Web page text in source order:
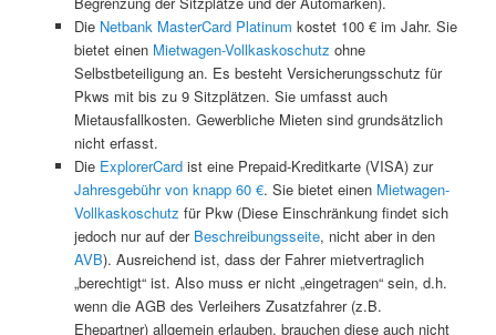
Die Netbank MasterCard Platinum kostet 100 € im Jahr. Sie
bietet einen Mietwagen-Vollkaskoschutz ohne
Selbstbeteiligung an. Es besteht Versicherungsschutz für
Pkws mit bis zu 9 Sitzplätzen. Sie umfasst auch
Mietausfallkosten. Gewerbliche Mieten sind grundsätzlich
nicht erfasst.
Die ExplorerCardist eine Prepaid-Kreditkarte (VISA) zur
Jahresgebühr von knapp 60 €. Sie bietet einen Mietwagen-
Vollkaskoschutz für Pkw (Diese Einschränkung findet sich
jedoch nur auf der Beschreibungsseite, nicht aber in den
AVB). Ausreichend ist, dass der Fahrer mietvertraglich
„berechtigt“ ist. Also muss er nicht „eingetragen“ sein, d.h.
wenn die AGB des Verleihers Zusatzfahrer (z.B.
Ehepartner) allgemein erlauben, brauchen diese auch nicht